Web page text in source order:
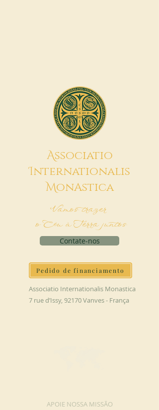
Associatio
Internationalis
MonAstica
Vamos trazer
o Céu à Terra juntos
Contate-nos
Pedido de financiamento
Associatio Internationalis Monastica
7 rue d’Issy, 92170 Vanves - França
APOIE NOSSA MISSÃO